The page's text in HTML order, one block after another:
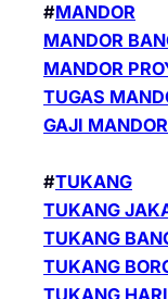
#MANDOR
MANDOR
MANDOR
TUGAS
GAJI MANDOR
#TUKANG
TUKANG
TUKANG
TUKANG